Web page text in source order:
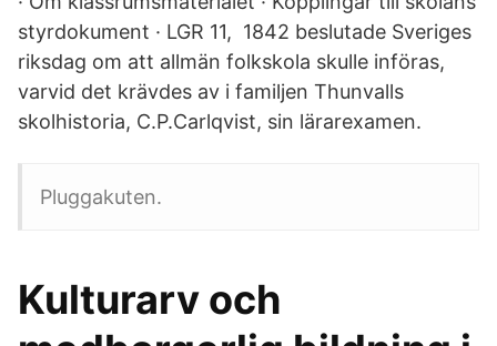
styrdokument · LGR 11, 1842 beslutade Sveriges
riksdag om att allmän folkskola skulle införas,
varvid det krävdes av i familjen Thunvalls
skolhistoria, C.P.Carlqvist, sin lärarexamen.
Pluggakuten.
Kulturarv och